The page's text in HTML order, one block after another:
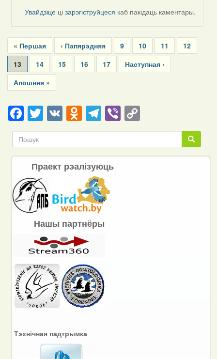
Увайдзіце цізарэгіструйцеся каб пакідаць каментары.
Pagination
First
page
« Першая
Previous
page
‹ Папярэдняя Page
9 Page
10 Page
11 Page
12
Current
page
13 Page
14 Page
15 Page
16 Page
17
Next
page
Наступная ›
Last
page
Апошняя »
Facebook
Twitter
VKOdnoklassniki
Telegram
ViberCopy
Link Пошук
Пошук
Праект рэалізуюць
Нашы партнёры
Тэхнічная падтрымка